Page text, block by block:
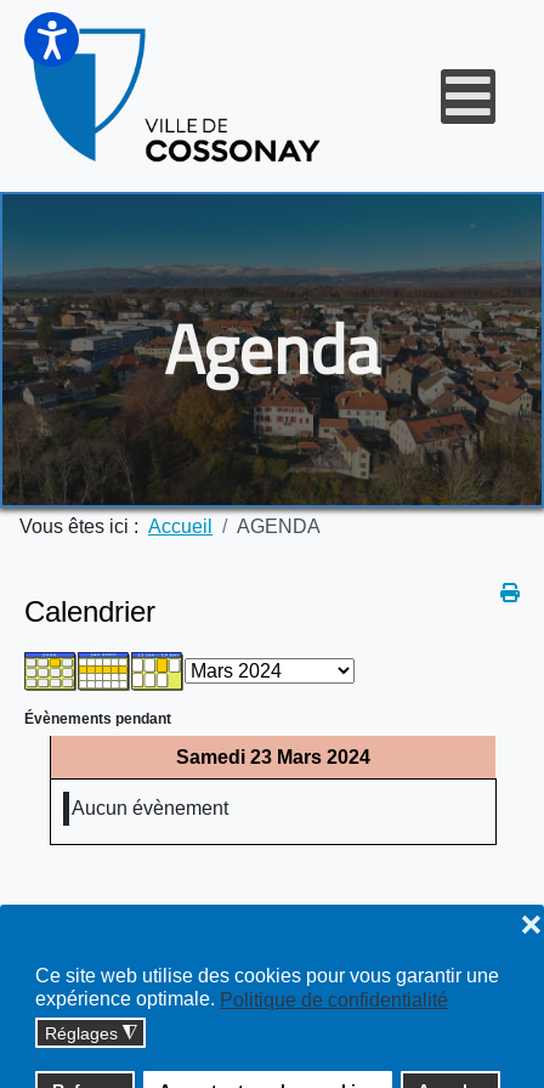
Ce site web utilise des cookies pour vous garantir une
expérience optimale. Politique de confidentialité
Réglages ◮
❌
Agenda
Vous êtes ici : Accueil AGENDA
Calendrier
Évènements pendant
Samedi 23 Mars 2024
Aucun évènement
Copyright © 2026 cossonay.ch - tous droits réservés | site :